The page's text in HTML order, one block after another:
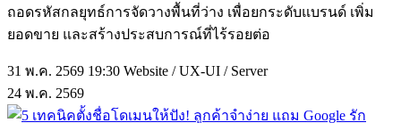
ถอดรหัสกลยุทธ์การจัดวางพื้นที่ว่าง เพื่อยกระดับแบรนด์ เพิ่ม
ยอดขาย และสร้างประสบการณ์ที่ไร้รอยต่อ
31 พ.ค. 2569 19:30 Website / UX-UI / Server
24 พ.ค. 2569